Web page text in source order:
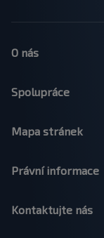
O nás
Spolupráce
Mapa stránek
Právní informace
Kontaktujte nás